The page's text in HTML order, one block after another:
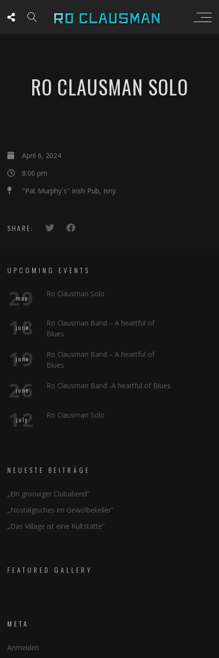
RO CLAUSMAN SOLO
April 6, 2024
8:00 pm
"Pat Murphy´s" Irish Pub, Isny
SHARE:
UPCOMING EVENTS
29
may Ro Clausman Solo
18
june
Ro Clausman Band – A heartful of
Blues
19
june
Ro Clausman Band – A heartful of
Blues
26
june Ro Clausman Band -A heartful of Blues
12
july Ro Clausman Solo
NEUESTE BEITRÄGE
„Ein grooviger Clubabend“
„Nostalgisches im Gewölbekeller“
„Das Village ist eine Kultstätte“
FEATURED GALLERY
META
Anmelden